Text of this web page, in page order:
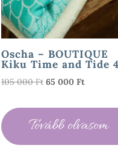
Oscha – BOUTIQUE
Kiku Time and Tide
105 000Ft Original
was:
105
65 000 FtCurrent
is:
65
Tovább olvasom